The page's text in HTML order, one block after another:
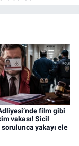
film gibi
vakası! Sicil
sorulunca yakayı ele